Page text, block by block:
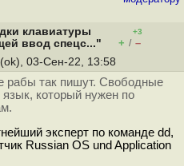
клавиатуры
ввод спецс..."
+3
+ / –
(ok), 03-Сен-22, 13:58
рабы так пишут. Свободные
который нужен по
эксперт по команде dd,
Russian OS und Application